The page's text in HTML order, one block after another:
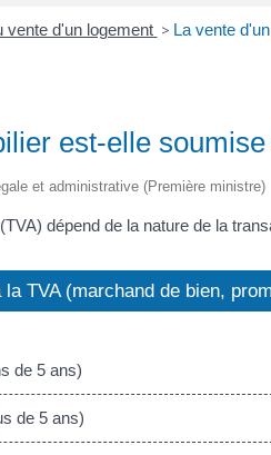
vente d'un logement > La vente
est-elle
et administrative (Première ministre)
dépend de la nature de la
TVA (marchand de bien,
de 5 ans)
de 5 ans)